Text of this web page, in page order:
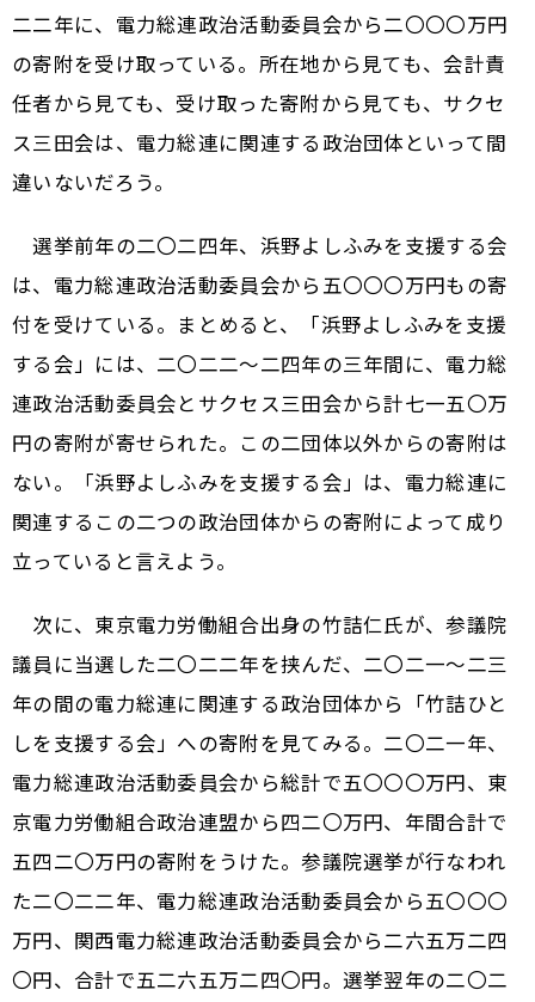
二二年に、電力総連政治活動委員会から二〇〇〇万円
の寄附を受け取っている。所在地から見ても、会計責
任者から見ても、受け取った寄附から見ても、サクセ
ス三田会は、電力総連に関連する政治団体といって間
違いないだろう。
選挙前年の二〇二四年、浜野よしふみを支援する会
は、電力総連政治活動委員会から五〇〇〇万円もの寄
付を受けている。まとめると、「浜野よしふみを支援
する会」には、二〇二二〜二四年の三年間に、電力総
連政治活動委員会とサクセス三田会から計七一五〇万
円の寄附が寄せられた。この二団体以外からの寄附は
ない。「浜野よしふみを支援する会」は、電力総連に
関連するこの二つの政治団体からの寄附によって成り
立っていると言えよう。
次に、東京電力労働組合出身の竹詰仁氏が、参議院
議員に当選した二〇二二年を挟んだ、二〇二一〜二三
年の間の電力総連に関連する政治団体から「竹詰ひと
しを支援する会」への寄附を見てみる。二〇二一年、
電力総連政治活動委員会から総計で五〇〇〇万円、東
京電力労働組合政治連盟から四二〇万円、年間合計で
五四二〇万円の寄附をうけた。参議院選挙が行なわれ
た二〇二二年、電力総連政治活動委員会から五〇〇〇
万円、関西電力総連政治活動委員会から二六五万二四
〇円、合計で五二六五万二四〇円。選挙翌年の二〇二